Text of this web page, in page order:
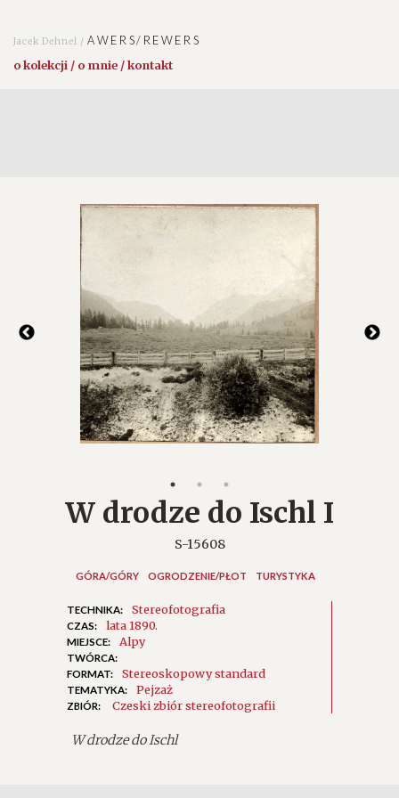
Jacek Dehnel /AWERS/REWERS
o kolekcji / o mnie / kontakt
W drodze do Ischl I
S-15608
GÓRA/GÓRY OGRODZENIE/PŁOT TURYSTYKA
TECHNIKA: Stereofotografia
CZAS: lata 1890.
MIEJSCE: Alpy
TWÓRCA:
FORMAT:
Stereoskopowy standard
TEMATYKA: Pejzaż
ZBIÓR: Czeski zbiór stereofotografii
W drodze do Ischl